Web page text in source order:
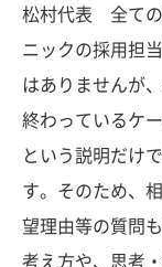
松村代表 全ての
ニックの採用担
はありませんが
終わっているケ
という説明だけ
す。そのため、
望理由等の質問
考え方や、思考